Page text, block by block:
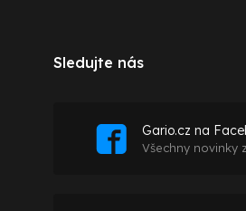
Sledujte nás
Gario.cz na
Všechny novinky